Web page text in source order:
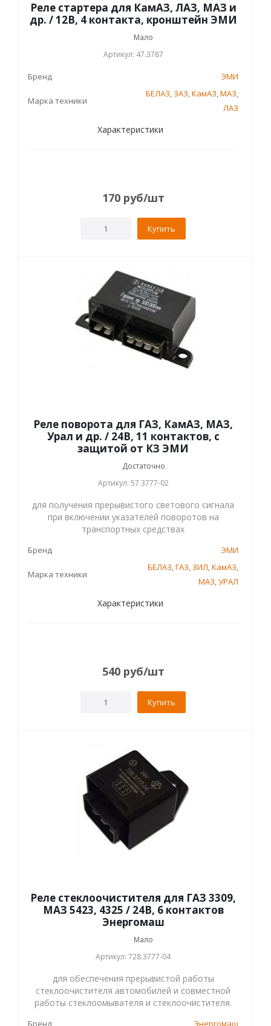
Реле стартера для КамАЗ, ЛАЗ, МАЗ и
др. / 12В, 4 контакта, кронштейн ЭМИ
Мало
Артикул: 47.3787
Бренд ЭМИ
Марка техники
БЕЛАЗ, ЗАЗ,КамАЗ,МАЗ,
ЛАЗ
Характеристики
170 руб/шт
Купить
Реле поворота для ГАЗ, КамАЗ, МАЗ,
Урал и др. / 24В, 11 контактов, с
защитой от КЗ ЭМИ
Достаточно
Артикул: 57.3777-02
для получения прерывистого светового сигнала
при включении указателей поворотов на
транспортных средствах
Бренд ЭМИ
Марка техники
БЕЛАЗ,ГАЗ, ЗИЛ,КамАЗ,
МАЗ,УРАЛ
Характеристики
540 руб/шт
Купить
Реле стеклоочистителя для ГАЗ 3309,
МАЗ 5423, 4325 / 24В, 6 контактов
Энергомаш
Мало
Артикул: 728.3777-04
для обеспечения прерывистой работы
стеклоочистителя автомобилей и совместной
работы стеклоомывателя и стеклоочистителя.
Бренд Энергомаш